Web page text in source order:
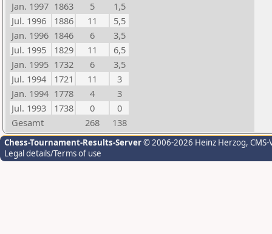
Jan. 1997 1863 5
1,5
Jul. 1996
1886 11
5,5
Jan. 1996 1846 6
3,5
Jul. 1995
1829 11
6,5
Jan. 1995 1732 6
3,5
Jul. 1994
1721 11
3
Jan. 1994 1778 4
3
Jul. 1993
1738 0
0
Gesamt
268 138
Chess-Tournament-Results-Server© 2006-2026 Heinz Herzog,
Legal details/Terms of use